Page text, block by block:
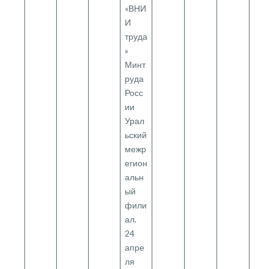
«ВНИ
И
труда
»
Минт
руда
Росс
ии
Урал
ьский
межр
егион
альн
ый
фили
ал.
24
апре
ля